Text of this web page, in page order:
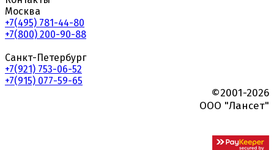
Москва
+7(495) 781-44-80
+7(800) 200-90-88
Санкт-Петербург
+7(921) 753-06-52
+7(915) 077-59-65
©2001-2026
ООО "Лансет"